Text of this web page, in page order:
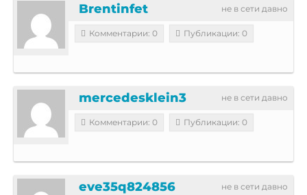
не в сети давно
Brentinfet
Комментарии: 0 Публикации: 0
не в сети давно
mercedesklein3
Комментарии: 0 Публикации: 0
не в сети давно
eve35q824856